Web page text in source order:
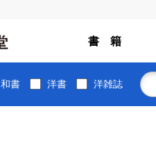
書 籍
和書 洋書 洋雑誌